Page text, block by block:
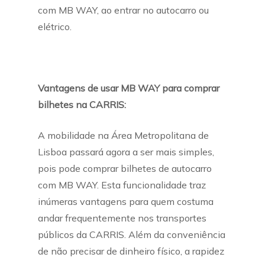
com MB WAY, ao entrar no autocarro ou
elétrico.
Vantagens de usar MB WAY para comprar
bilhetes na CARRIS:
A mobilidade na Área Metropolitana de
Lisboa passará agora a ser mais simples,
pois pode comprar bilhetes de autocarro
com MB WAY. Esta funcionalidade traz
inúmeras vantagens para quem costuma
andar frequentemente nos transportes
públicos da CARRIS. Além da conveniência
de não precisar de dinheiro físico, a rapidez